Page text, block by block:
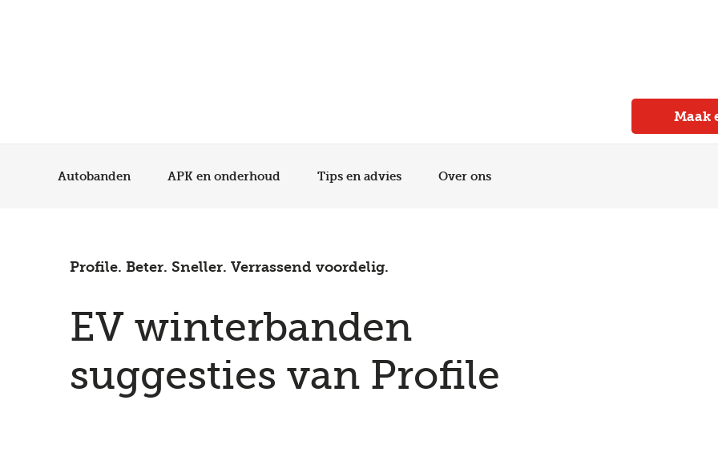
Maak
Autobanden APK en onderhoud Tips en advies Over ons
Profile. Beter. Sneller. Verrassend voordelig.
EV winterbanden
suggesties van Profile